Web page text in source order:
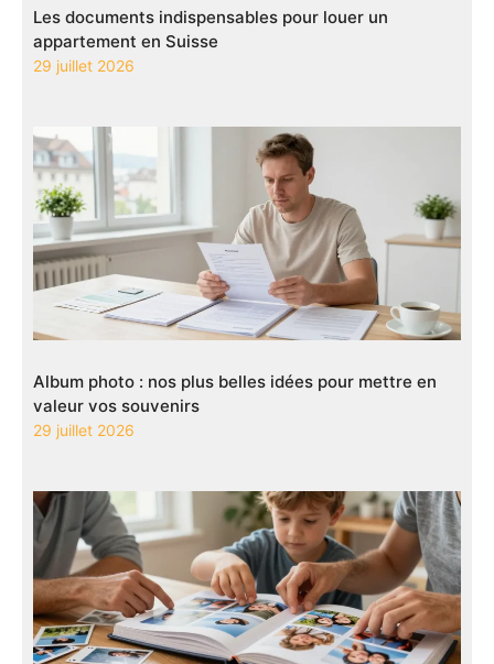
Les documents indispensables pour louer un
appartement en Suisse
29 juillet 2026
Album photo : nos plus belles idées pour mettre en
valeur vos souvenirs
29 juillet 2026